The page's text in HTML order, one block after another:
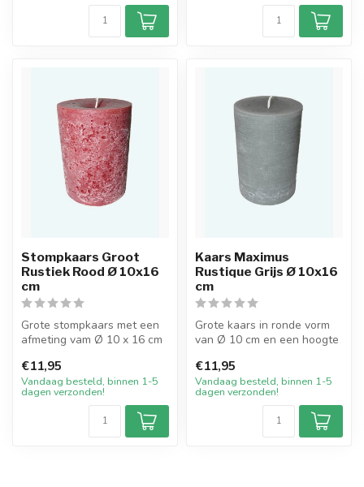
Stompkaars Groot
Rustiek Rood Ø 10x16
cm
Grote stompkaars met een
afmeting vam Ø 10 x 16 cm
rust...
€11,95
Vandaag besteld, binnen 1-5
dagen verzonden!
Kaars Maximus
Rustique Grijs Ø 10x16
cm
Grote kaars in ronde vorm
van Ø 10 cm en een hoogte
hee...
€11,95
Vandaag besteld, binnen 1-5
dagen verzonden!